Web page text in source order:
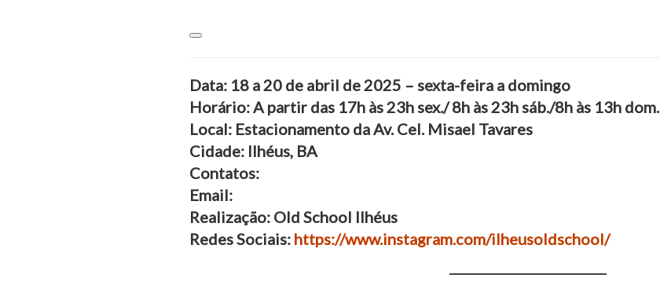
Data: 18 a 20 de abril de 2025 – sexta-feira a domingo
Horário: A partir das 17h às 23h sex./ 8h às 23h sáb./8h às 13h dom.
Local: Estacionamento da Av. Cel. Misael Tavares
Cidade: Ilhéus, BA
Contatos:
Email:
Realização: Old School Ilhéus
Redes Sociais: https://www.instagram.com/ilheusoldschool/